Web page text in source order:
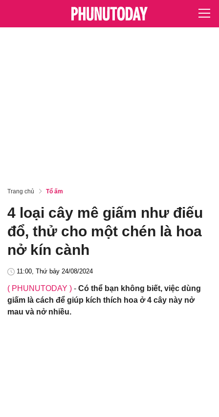
Trang chủ Tổ ấm
4 loại cây mê giấm như điếu
đổ, thử cho một chén là hoa
nở kín cành
11:00, Thứ bảy 24/08/2024
( PHUNUTODAY ) - Có thể bạn không biết, việc dùng
giấm là cách để giúp kích thích hoa ở 4 cây này nở
mau và nở nhiều.